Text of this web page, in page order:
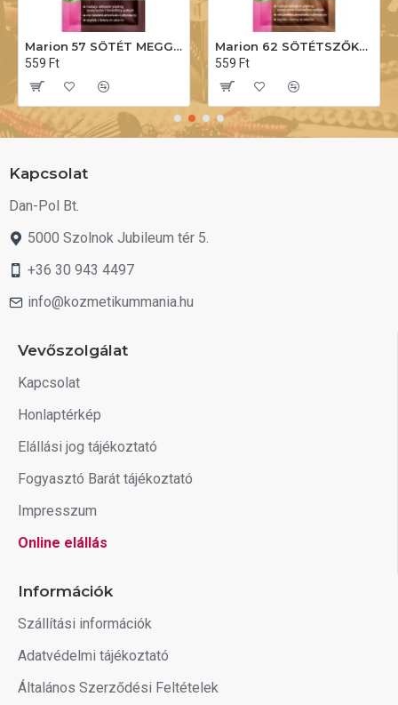
Marion 57 SÖTÉT MEGGY. Hajszínező sampon 40ml
559 Ft
Marion 62 SÖTÉTSZŐKE. Hajszínező sampon 40ml
559 Ft
Kapcsolat
Dan-Pol Bt.
5000 Szolnok Jubileum tér 5.
+36 30 943 4497
info@kozmetikummania.hu
Vevőszolgálat
Kapcsolat
Honlaptérkép
Elállási jog tájékoztató
Fogyasztó Barát tájékoztató
Impresszum
Online elállás
Információk
Szállítási információk
Adatvédelmi tájékoztató
Általános Szerződési Feltételek